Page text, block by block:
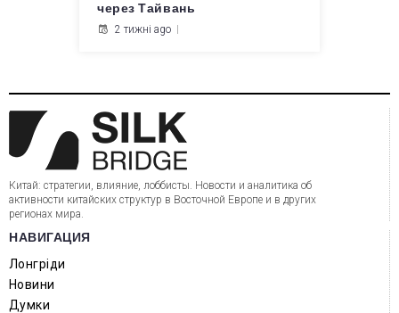
через Тайвань
2 тижні ago
Китай: стратегии, влияние, лоббисты. Новости и аналитика об
активности китайских структур в Восточной Европе и в других
регионах мира.
НАВИГАЦИЯ
Лонгріди
Новини
Думки